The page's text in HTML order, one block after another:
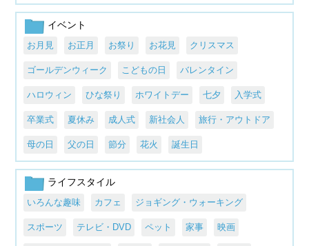
イベント
お月見 お正月 お祭り お花見 クリスマス
ゴールデンウィーク こどもの日 バレンタイン
ハロウィン ひな祭り ホワイトデー 七夕 入学式
卒業式 夏休み 成人式 新社会人 旅行・アウトドア
母の日 父の日 節分 花火 誕生日
ライフスタイル
いろんな趣味 カフェ ジョギング・ウォーキング
スポーツ テレビ・DVD ペット 家事 映画